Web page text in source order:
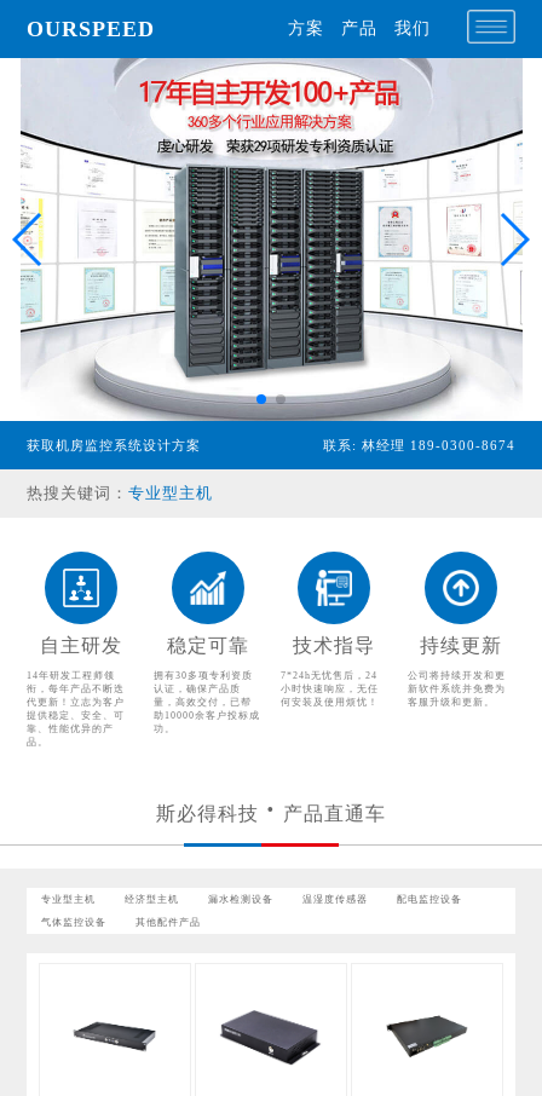
OURSPEED 方案 产品 我们
获取机房监控系统设计方案 联系: 林经理 189-0300-8674
热搜关键词：
专业型主机
温湿度传感器
配电监控设备
气体监控设备
其他配件产品
自主研发
14年研发工程师领
衔，每年产品不断迭
代更新！立志为客户
提供稳定、安全、可
靠、性能优异的产
品。
稳定可靠
拥有30多项专利资质
认证，确保产品质
量，高效交付，已帮
助10000余客户投标成
功。
技术指导
7*24h无忧售后，24
小时快速响应，无任
何安装及使用烦忧！
持续更新
公司将持续开发和更
新软件系统并免费为
客服升级和更新。
斯必得科技 产品直通车
专业型主机 经济型主机 漏水检测设备 温湿度传感器 配电监控设备
气体监控设备 其他配件产品